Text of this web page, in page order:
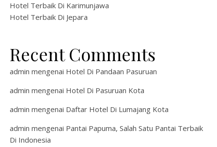
Hotel Terbaik Di Karimunjawa
Hotel Terbaik Di Jepara
Recent Comments
admin mengenai Hotel Di Pandaan Pasuruan
admin mengenai Hotel Di Pasuruan Kota
admin mengenai Daftar Hotel Di Lumajang Kota
admin mengenai Pantai Papuma, Salah Satu Pantai Terbaik
Di Indonesia